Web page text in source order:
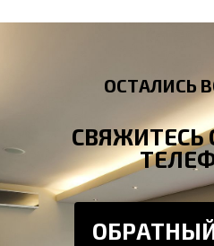
ОСТАЛИСЬ
СВЯЖИТЕСЬ